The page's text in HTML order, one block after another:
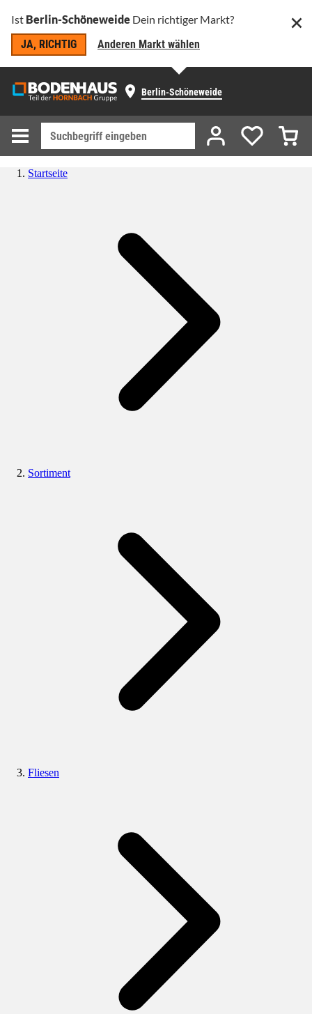
Ist Berlin-Schöneweide Dein richtiger Markt?
JA, RICHTIG
Anderen Markt wählen
Berlin-Schöneweide
Startseite
Sortiment
Fliesen